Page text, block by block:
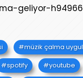
geliyor-
müzik çalma
spotify
youtube